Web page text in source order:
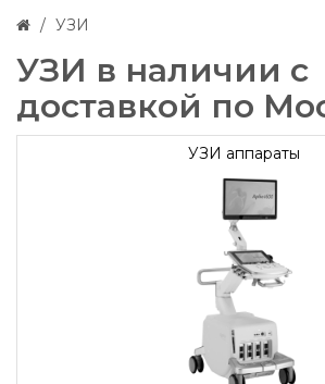
УЗИ
УЗИ в наличии с
доставкой по
УЗИ аппараты